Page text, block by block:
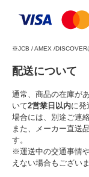
※JCB / AMEX /DISCOVER
配送について
通常、商品の在庫が
いて2営業日以内に発
場合には、別途ご連
また、メーカー直送
す。
※運送中の交通事情
えない場合もございま